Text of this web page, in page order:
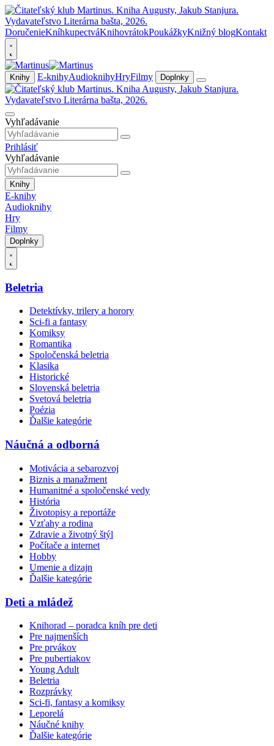
DoručenieKníhkupectváKnihovrátokPoukážkyKnižný blogKontakt
Knihy E-knihyAudioknihyHryFilmy Doplnky
Vyhľadávanie
Prihlásiť
Vyhľadávanie
Knihy
E-knihy
Audioknihy
Hry
Filmy
Doplnky
Beletria
Detektívky, trilery a horory
Sci-fi a fantasy
Komiksy
Romantika
Spoločenská beletria
Klasika
Historické
Slovenská beletria
Svetová beletria
Poézia
Ďalšie kategórie
Náučná a odborná
Motivácia a sebarozvoj
Biznis a manažment
Humanitné a spoločenské vedy
História
Životopisy a reportáže
Vzťahy a rodina
Zdravie a životný štýl
Počítače a internet
Hobby
Umenie a dizajn
Ďalšie kategórie
Deti a mládež
Knihorad – poradca kníh pre deti
Pre najmenších
Pre prvákov
Pre pubertiakov
Young Adult
Beletria
Rozprávky
Sci-fi, fantasy a komiksy
Leporelá
Náučné knihy
Ďalšie kategórie